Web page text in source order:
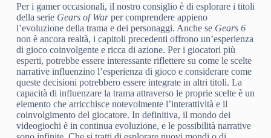
Per i gamer occasionali, il nostro consiglio è di esplorare i titoli
della serie Gears of Warper comprendere appieno
l’evoluzione della trama e dei personaggi. Anche se Gears 6
non è ancora realtà, i capitoli precedenti offrono un’esperienza
di gioco coinvolgente e ricca di azione. Per i giocatori più
esperti, potrebbe essere interessante riflettere su come le scelte
narrative influenzino l’esperienza di gioco e considerare come
queste decisioni potrebbero essere integrate in altri titoli. La
capacità di influenzare la trama attraverso le proprie scelte è un
elemento che arricchisce notevolmente l’interattività e il
coinvolgimento del giocatore. In definitiva, il mondo dei
videogiochi è in continua evoluzione, e le possibilità narrative